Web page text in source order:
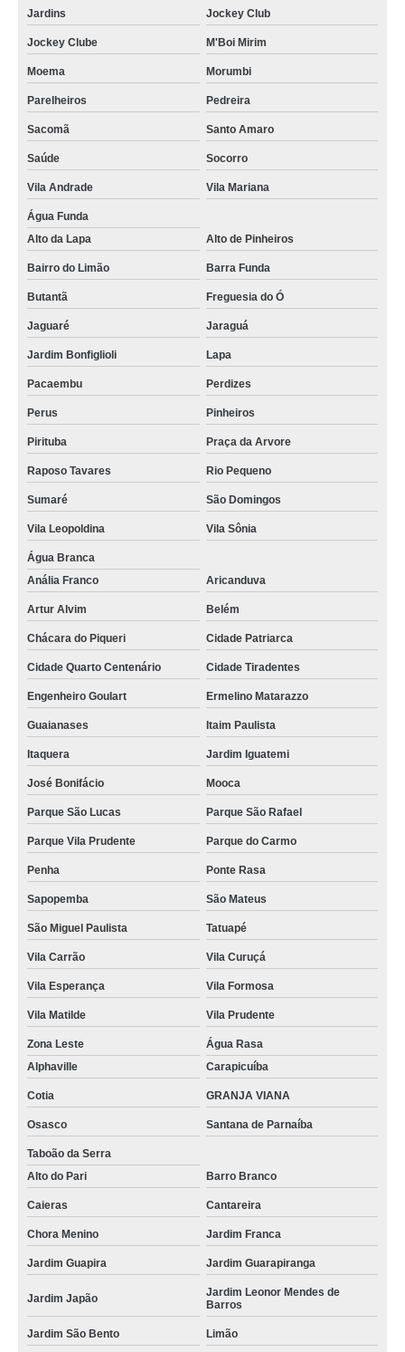
limpeza piscina verde Cidade Quarto Centenário
limpeza de piscina para construtora preço Brooklin
empresa de limpeza de piscina verde Morumbi
empresa de limpeza do filtro da piscina Ipiranga
empresa de limpeza de piscina água verde São Domingos
limpeza de piscina muito suja São Miguel Paulista
quanto custa limpeza do filtro da piscina Cantareira
empresa de limpeza de piscina com ozônio Cambuci
limpeza de piscina para construtora Parada Inglesa
quanto custa limpeza de piscina verde São Domingos
limpeza de piscina pós obra Jardim Guarapiranga
empresa de limpeza filtro piscina Aeroporto
limpeza de piscina verde Jardim São Bento
empresa de limpeza de piscina por ionização Vila Prudente
quanto custa limpeza de piscina pós obra Vila Mirante
limpeza de piscina por ionização Penha
quanto custa limpeza de piscina verde Praça da Arvore
quanto custa limpeza de piscina muito suja Jockey Club
limpeza filtro piscina Belém
quanto custa limpeza filtro piscina Jardim Guapira
limpeza de piscina para construtora preço São Domingos
limpeza de piscinas para construtora José Bonifácio
limpeza de piscina com ozônio Itaquera
empresa de limpeza de piscina por ionização Pirituba
empresa de limpeza de piscina com ozônio Itapecerica da Serra
quanto custa limpeza do filtro da piscina Jaraguá
Jardins Jockey Club
Jockey Clube M'Boi Mirim
Moema Morumbi
Parelheiros Pedreira
Sacomã Santo Amaro
Saúde Socorro
Vila Andrade Vila Mariana
Água Funda
Alto da Lapa
Alto de Pinheiros
Bairro do Limão Barra Funda
Butantã Freguesia do Ó
Jaguaré Jaraguá
Jardim Bonfiglioli Lapa
Pacaembu Perdizes
Perus Pinheiros
Pirituba Praça da Arvore
Raposo Tavares Rio Pequeno
Sumaré São Domingos
Vila Leopoldina Vila Sônia
Água Branca
Anália Franco
Aricanduva
Artur Alvim Belém
Chácara do Piqueri Cidade Patriarca
Cidade Quarto Centenário Cidade Tiradentes
Engenheiro Goulart Ermelino Matarazzo
Guaianases Itaim Paulista
Itaquera Jardim Iguatemi
José Bonifácio Mooca
Parque São Lucas Parque São Rafael
Parque Vila Prudente Parque do Carmo
Penha Ponte Rasa
Sapopemba São Mateus
São Miguel Paulista Tatuapé
Vila Carrão Vila Curuçá
Vila Esperança Vila Formosa
Vila Matilde Vila Prudente
Zona Leste
Água Rasa
Alphaville
Carapicuíba
Cotia GRANJA VIANA
Osasco Santana de Parnaíba
Taboão da Serra
Alto do Pari
Barro Branco
Caieras Cantareira
Chora Menino Jardim Franca
Jardim Guapira Jardim Guarapiranga
Jardim Japão
Jardim Leonor Mendes de
Barros
Jardim São Bento Limão